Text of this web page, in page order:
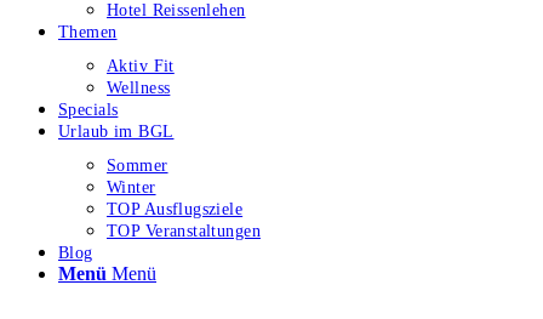
Hotel Reissenlehen
Themen
Aktiv Fit
Wellness
Specials
Urlaub im BGL
Sommer
Winter
TOP Ausflugsziele
TOP Veranstaltungen
Blog
Menü Menü